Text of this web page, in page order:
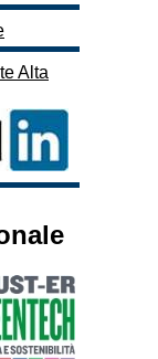
Alta